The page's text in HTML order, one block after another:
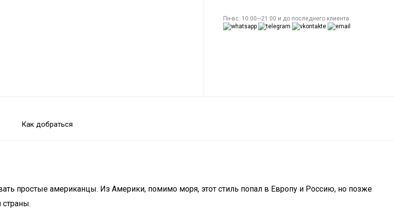
Пн-вс: 10:00—21:00 и до последнего клиента
Как добраться
простые американцы. Из Америки, помимо моря, этот стиль попал в Европу и Россию, но позже
страны.